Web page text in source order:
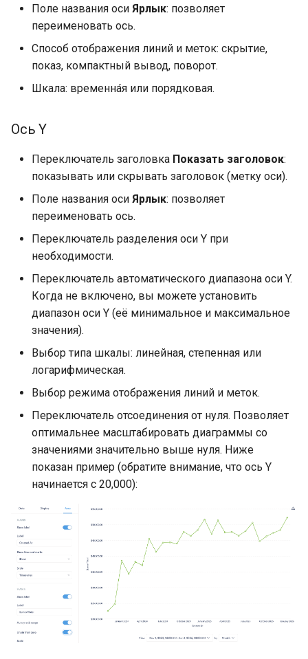
Поле названия оси Ярлык: позволяет
переименовать ось.
Способ отображения линий и меток: скрытие,
показ, компактный вывод, поворот.
Шкала: временна́я или порядковая.
Ось Y
Переключатель заголовка Показать заголовок:
показывать или скрывать заголовок (метку оси).
Поле названия оси Ярлык: позволяет
переименовать ось.
Переключатель разделения оси Y при
необходимости.
Переключатель автоматического диапазона оси Y.
Когда не включено, вы можете установить
диапазон оси Y (её минимальное и максимальное
значения).
Выбор типа шкалы: линейная, степенная или
логарифмическая.
Выбор режима отображения линий и меток.
Переключатель отсоединения от нуля. Позволяет
оптимальнее масштабировать диаграммы со
значениями значительно выше нуля. Ниже
показан пример (обратите внимание, что ось Y
начинается с 20,000):